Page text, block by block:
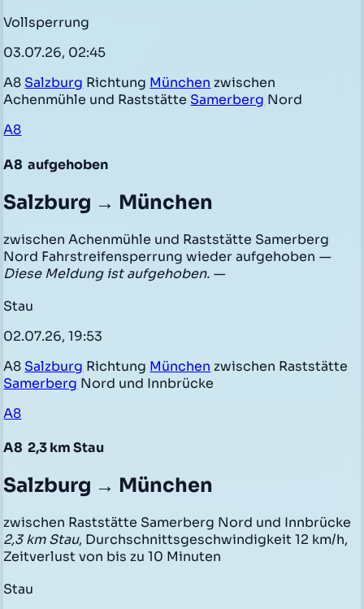
Vollsperrung
03.07.26, 02:45
A8 Salzburg Richtung München zwischen
Achenmühle und Raststätte Samerberg Nord
A8
A8 aufgehoben
Salzburg → München
zwischen Achenmühle und Raststätte Samerberg
Nord Fahrstreifensperrung wieder aufgehoben —
Diese Meldung ist aufgehoben. —
Stau
02.07.26, 19:53
A8 Salzburg Richtung München zwischen Raststätte
Samerberg Nord und Innbrücke
A8
A8 2,3 km Stau
Salzburg → München
zwischen Raststätte Samerberg Nord und Innbrücke
2,3 km Stau, Durchschnittsgeschwindigkeit 12 km/h,
Zeitverlust von bis zu 10 Minuten
Stau